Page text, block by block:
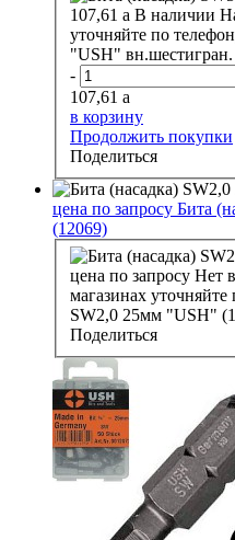
107,61 a В наличии
уточняйте по
"USH"
-
107,61 a
в корзину
Продолжить покупки
Поделиться
цена по запросу Бита
(12069)
цена по запросу Нет
магазинах уточняйте
SW2,0 25мм "USH"
Поделиться